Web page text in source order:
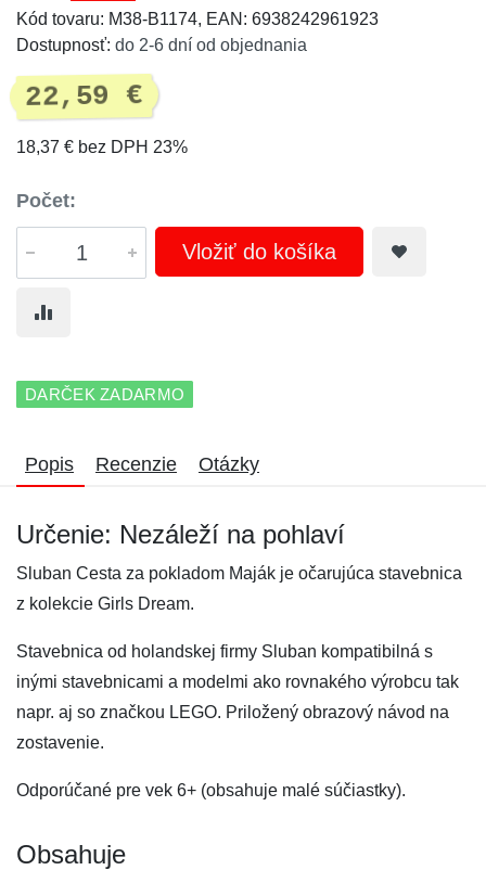
Kód tovaru: M38-B1174, EAN: 6938242961923
Dostupnosť: do 2-6 dní od objednania
22,59 €
18,37 € bez DPH 23%
Počet:
Vložiť do košíka
DARČEK ZADARMO
Popis Recenzie Otázky
Určenie: Nezáleží na pohlaví
Sluban Cesta za pokladom Maják je očarujúca stavebnica
z kolekcie Girls Dream.
Stavebnica od holandskej firmy Sluban kompatibilná s
inými stavebnicami a modelmi ako rovnakého výrobcu tak
napr. aj so značkou LEGO. Priložený obrazový návod na
zostavenie.
Odporúčané pre vek 6+ (obsahuje malé súčiastky).
Obsahuje